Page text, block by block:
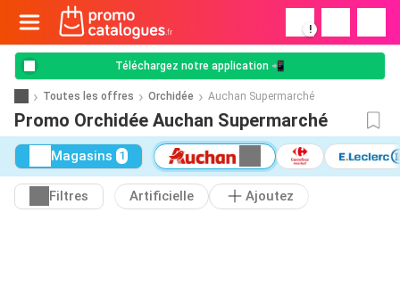
!
Téléchargez notre application 📲
Toutes les offres Orchidée Auchan Supermarché
Promo Orchidée Auchan Supermarché
Magasins 1
Filtres Artificielle Ajoutez